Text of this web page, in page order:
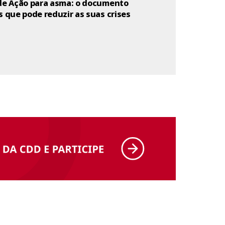
Ação para asma: o documento
que pode reduzir as suas crises